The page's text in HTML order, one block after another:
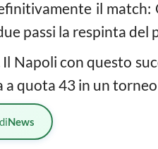
il
passi la respinta
Napoli con questo
a quota 43 in un
News